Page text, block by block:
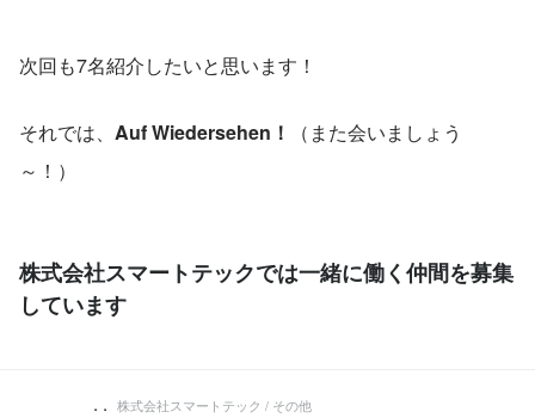
次回も7名紹介したいと思います！
それでは、 Auf Wiedersehen！
（また会いましょう
～！）
株式会社スマートテックでは一緒に働く仲間を募集
しています
. . 株式会社スマートテック / その他